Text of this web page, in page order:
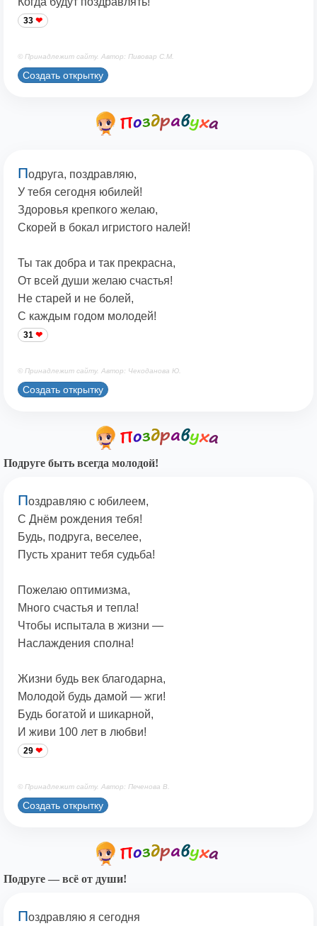
33
© Принадлежит сайту. Автор: Пивовар С.М.
Создать открытку
Подруга, поздравляю,
У тебя сегодня юбилей!
Здоровья крепкого желаю,
Скорей в бокал игристого налей!
Ты так добра и так прекрасна,
От всей души желаю счастья!
Не старей и не болей,
С каждым годом молодей!
31
© Принадлежит сайту. Автор: Чекоданова Ю.
Создать открытку
Подруге быть всегда молодой!
Поздравляю с юбилеем,
С Днём рождения тебя!
Будь, подруга, веселее,
Пусть хранит тебя судьба!
Пожелаю оптимизма,
Много счастья и тепла!
Чтобы испытала в жизни —
Наслаждения сполна!
Жизни будь век благодарна,
Молодой будь дамой — жги!
Будь богатой и шикарной,
И живи 100 лет в любви!
29
© Принадлежит сайту. Автор: Печенова В.
Создать открытку
Подруге — всё от души!
Поздравляю я сегодня